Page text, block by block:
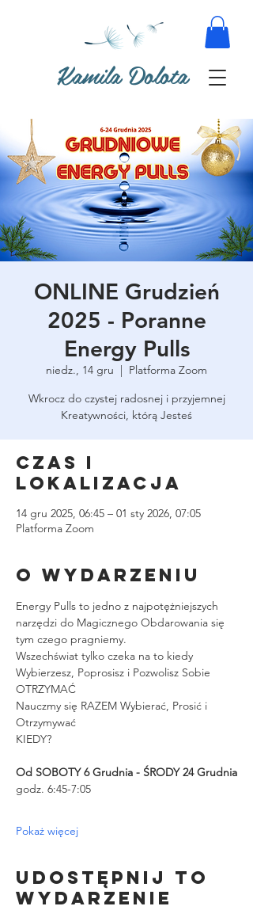
Kamila Dolota
ONLINE Grudzień
2025 - Poranne
Energy Pulls
niedz., 14 gru
  |
Platforma Zoom
Wkrocz do czystej radosnej i przyjemnej
Kreatywności, którą Jesteś
Czas i
lokalizacja
14 gru 2025, 06:45 – 01 sty 2026, 07:05
Platforma Zoom
O wydarzeniu
Energy Pulls to jedno z najpotężniejszych
narzędzi do Magicznego Obdarowania się
tym czego pragniemy.
Wszechświat tylko czeka na to kiedy
Wybierzesz, Poprosisz i Pozwolisz Sobie
OTRZYMAĆ
Nauczmy się RAZEM Wybierać, Prosić i
Otrzymywać
KIEDY?
Od SOBOTY 6 Grudnia - ŚRODY 24 Grudnia
godz. 6:45-7:05
Pokaż więcej
Udostępnij to
wydarzenie